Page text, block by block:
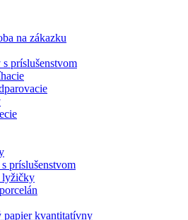
na zákazku
príslušenstvom
príslušenstvom
lyžičky
papier kvantitatívny